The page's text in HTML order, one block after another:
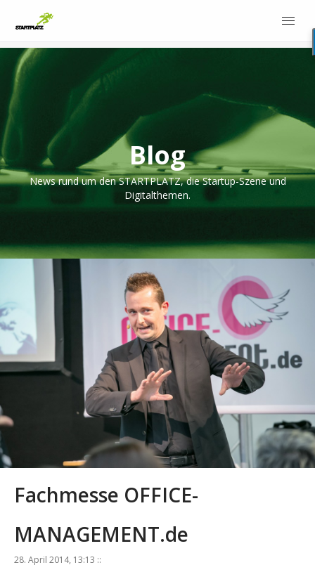
Blog
News rund um den STARTPLATZ, die Startup-Szene und
Digitalthemen.
Fachmesse OFFICE-
MANAGEMENT.de
28. April 2014, 13:13 ::